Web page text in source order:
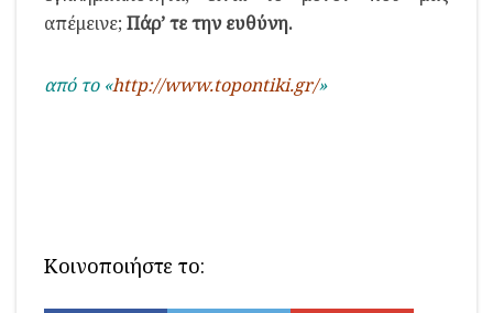
απέμεινε; Πάρ’ τε την ευθύνη.
από το «http://www.topontiki.gr/»
Κοινοποιήστε το: